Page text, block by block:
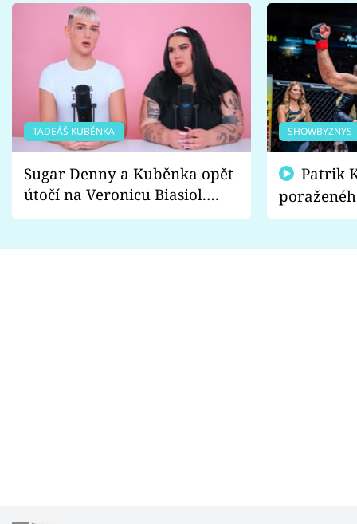
TADEÁŠ KUBĚNKA
Sugar Denny a Kuběnka opět
útočí na Veronicu Biasiol.
Proč je podle nich falešná a
SHOWBYZNYS
fanoušci